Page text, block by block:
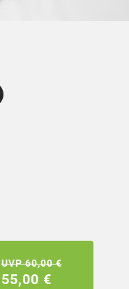
UVP 60,00 €
55,00 €